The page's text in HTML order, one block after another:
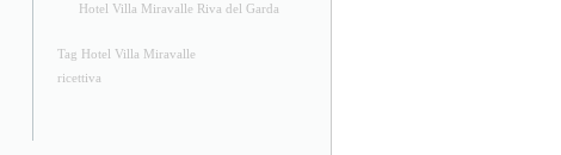
Hotel Villa Miravalle Riva del Garda
Tag Hotel Villa Miravalle
ricettiva